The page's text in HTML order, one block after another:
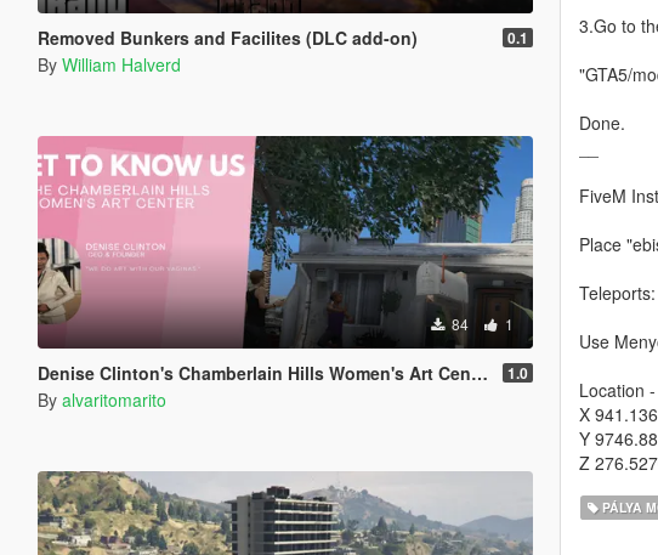
Removed Bunkers and Facilites (DLC add-on) 0.1
By William Halverd
84 1
Denise Clinton's Chamberlain Hills Women's Art Center 1.0
By alvaritomarito
3.Go to
"GTA5/
Done.
FiveM
Place
Teleports:
Use
Location -
X
Y
Z
PÁLYA